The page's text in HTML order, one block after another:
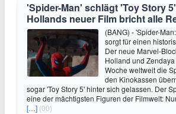
'Spider-Man' schlägt 'Toy Story
Hollands neuer Film bricht alle
(BANG) - 'Spider-
sorgt für einen
Der neue Marvel-
Holland und
Woche weltweit die
den Kinokassen
sogar 'Toy Story 5' hinter sich gelassen. Der
eine der mächtigsten Figuren der Filmwelt:
[…] (00)